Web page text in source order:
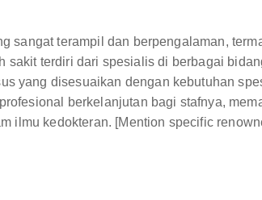
sangat terampil dan berpengalaman,
sakit terdiri dari spesialis di berbagai
yang disesuaikan dengan kebutuhan
berkelanjutan bagi stafnya,
ilmu kedokteran. [Mention specific